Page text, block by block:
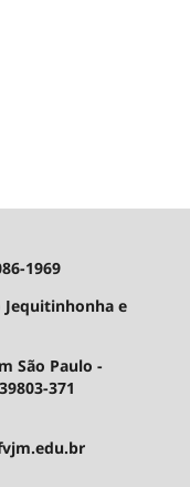
1969
Jequitinhonha e
São Paulo -
371